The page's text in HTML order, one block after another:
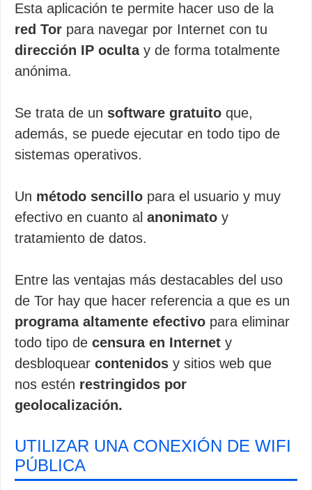
Esta aplicación te permite hacer uso de la
red Tor para navegar por Internet con tu
dirección IP ocultay de forma totalmente
anónima.
Se trata de un software gratuito que,
además, se puede ejecutar en todo tipo de
sistemas operativos.
Un método sencillo para el usuario y muy
efectivo en cuanto al anonimato y
tratamiento de datos.
Entre las ventajas más destacables del uso
de Tor hay que hacer referencia a que es un
programa altamente efectivo para eliminar
todo tipo de censura en Internet y
desbloquear contenidos y sitios web que
nos estén restringidos por
geolocalización.
UTILIZAR UNA CONEXIÓN DE WIFI
PÚBLICA